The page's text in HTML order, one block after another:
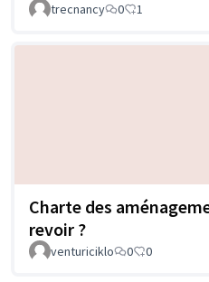
trecnancy 0 1
Charte des
revoir ?
venturiciklo 0 0